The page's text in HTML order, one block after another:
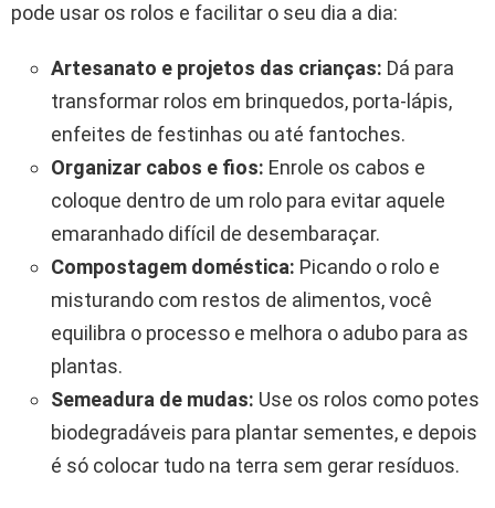
pode usar os rolos e facilitar o seu dia a dia:
Artesanato e projetos das crianças: Dá para
transformar rolos em brinquedos, porta-lápis,
enfeites de festinhas ou até fantoches.
Organizar cabos e fios: Enrole os cabos e
coloque dentro de um rolo para evitar aquele
emaranhado difícil de desembaraçar.
Compostagem doméstica: Picando o rolo e
misturando com restos de alimentos, você
equilibra o processo e melhora o adubo para as
plantas.
Semeadura de mudas: Use os rolos como potes
biodegradáveis para plantar sementes, e depois
é só colocar tudo na terra sem gerar resíduos.